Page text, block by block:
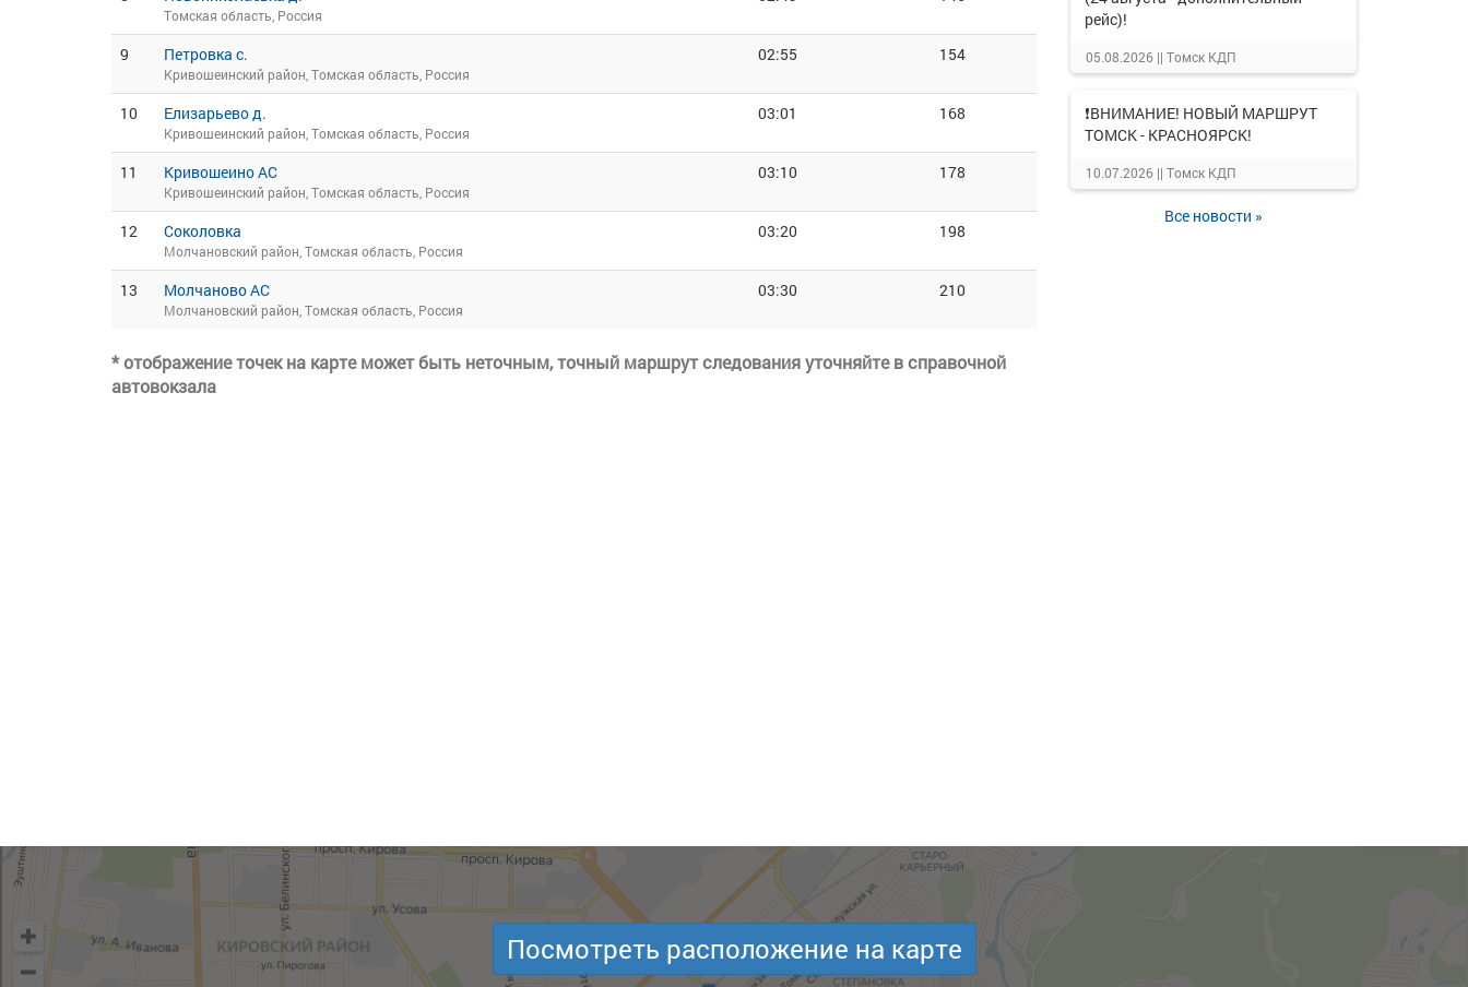
Томская область, Россия
9 Петровка с.
Кривошеинский район, Томская область, Россия
02:55 154
10 Елизарьево д.
Кривошеинский район, Томская область, Россия
03:01 168
11 Кривошеино АС
Кривошеинский район, Томская область, Россия
03:10 178
12 Соколовка
Молчановский район, Томская область, Россия
03:20 198
13 Молчаново АС
Молчановский район, Томская область, Россия
03:30 210
* отображение точек на карте может быть неточным, точный маршрут следования уточняйте в справочной
автовокзала
рейс)!
05.08.2026 || Томск КДП
❗ВНИМАНИЕ! НОВЫЙ МАРШРУТ
ТОМСК - КРАСНОЯРСК!
10.07.2026 || Томск КДП
Все новости »
Посмотреть расположение на карте